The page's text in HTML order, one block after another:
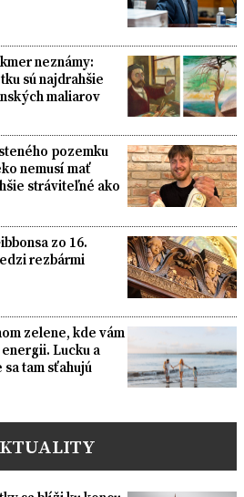
neznámy:
sú najdrahšie
maliarov
pozemku
nemusí mať
stráviteľné ako
zo 16.
rezbármi
zelene, kde vám
Lucku a
tam sťahujú